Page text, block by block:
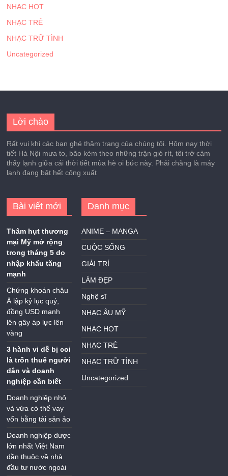
NHẠC HOT
NHẠC TRẺ
NHẠC TRỮ TÌNH
Uncategorized
Lời chào
Rất vui khi các bạn ghé thăm trang của chúng tôi. Hôm nay thời
tiết Hà Nội mưa to, bão kèm theo những trận gió rít, tôi trở cảm
thấy lạnh giữa cái thời tiết mùa hè oi bức này. Phải chăng là máy
lạnh đang bật hết công xuất
Bài viết mới
Thâm hụt thương
mại Mỹ mở rộng
trong tháng 5 do
nhập khẩu tăng
mạnh
Chứng khoán châu
Á lập kỷ lục quý,
đồng USD mạnh
lên gây áp lực lên
vàng
3 hành vi dễ bị coi
là trốn thuế người
dân và doanh
nghiệp cần biết
Doanh nghiệp nhỏ
và vừa có thể vay
vốn bằng tài sản ảo
Doanh nghiệp dược
lớn nhất Việt Nam
dần thuộc về nhà
đầu tư nước ngoài
Danh mục
ANIME – MANGA
CUỘC SỐNG
GIẢI TRÍ
LÀM ĐẸP
Nghệ sĩ
NHẠC ÂU MỸ
NHẠC HOT
NHẠC TRẺ
NHẠC TRỮ TÌNH
Uncategorized